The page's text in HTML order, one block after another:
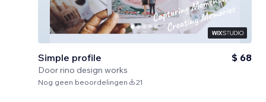
Simple profile
Doorrino design works
$ 68
Nog geen beoordelingen 21